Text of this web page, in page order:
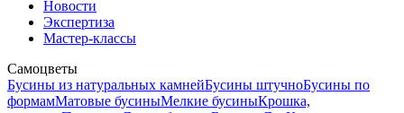
Новости
Экспертиза
Мастер-классы
Самоцветы
Бусины из натуральных камнейБусины штучноБусины по
формамМатовые бусиныМелкие бусиныКрошка,